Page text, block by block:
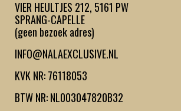
VIER HEULTJES 212, 5161 PW
SPRANG-CAPELLE
(geen bezoek adres)
INFO@NALAEXCLUSIVE.NL
KVK NR: 76118053
BTW NR: NL003047820B32